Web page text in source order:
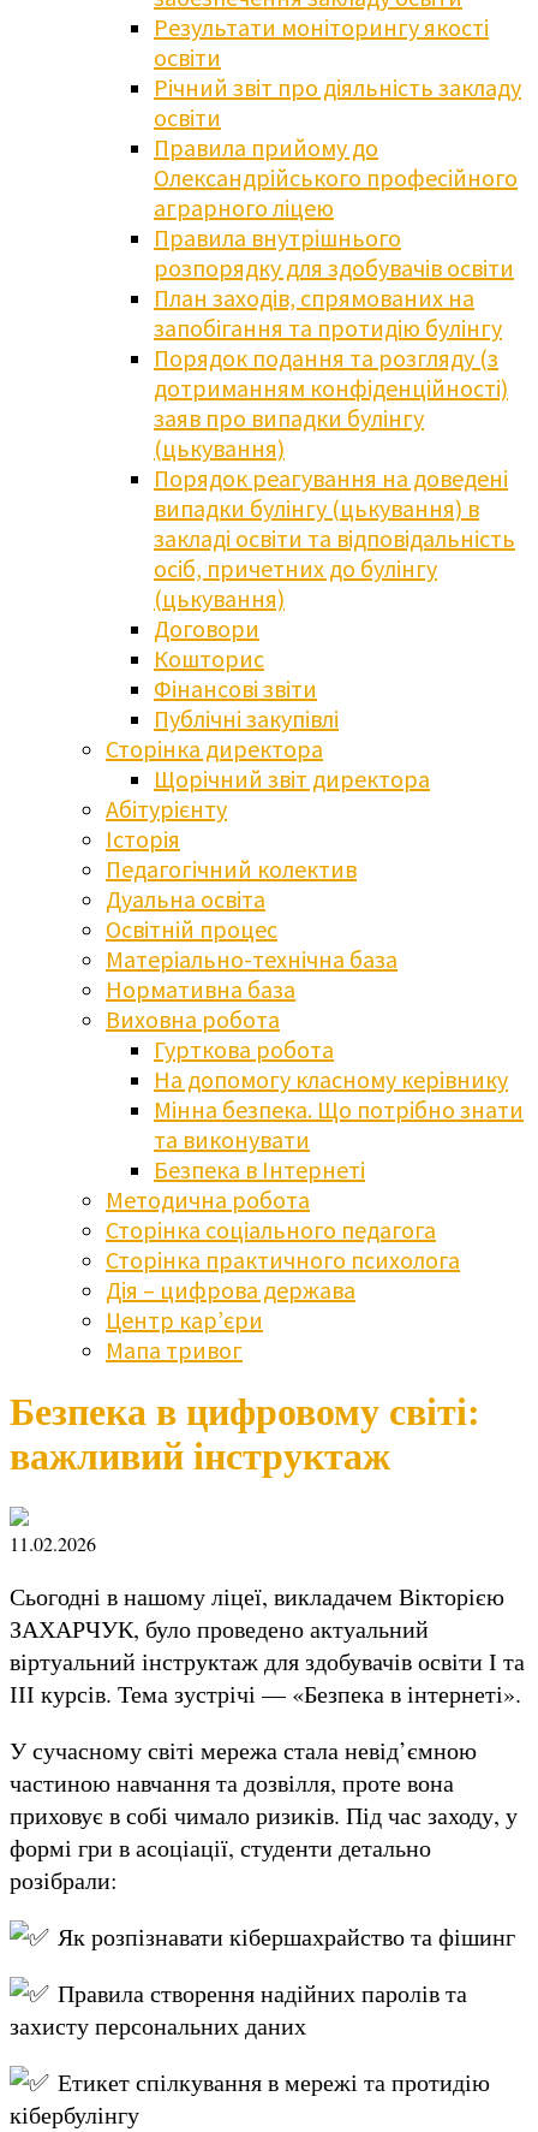
Результати моніторингу якості
освіти
Річний звіт про діяльність закладу
освіти
Правила прийому до
Олександрійського професійного
аграрного ліцею
Правила внутрішнього
розпорядку для здобувачів освіти
План заходів, спрямованих на
запобігання та протидію булінгу
Порядок подання та розгляду (з
дотриманням конфіденційності)
заяв про випадки булінгу
(цькування)
Порядок реагування на доведені
випадки булінгу (цькування) в
закладі освіти та відповідальність
осіб, причетних до булінгу
(цькування)
Договори
Кошторис
Фінансові звіти
Публічні закупівлі
Сторінка директора
Щорічний звіт директора
Абітурієнту
Історія
Педагогічний колектив
Дуальна освіта
Освітній процес
Матеріально-технічна база
Нормативна база
Виховна робота
Гурткова робота
На допомогу класному керівнику
Мінна безпека. Що потрібно знати
та виконувати
Безпека в Інтернеті
Методична робота
Сторінка соціального педагога
Сторінка практичного психолога
Дія – цифрова держава
Центр кар’єри
Мапа тривог
Безпека в цифровому світі:
важливий інструктаж
11.02.2026
Сьогодні в нашому ліцеї, викладачем Вікторією
ЗАХАРЧУК, було проведено актуальний
віртуальний інструктаж для здобувачів освіти І та
ІІІ курсів. Тема зустрічі — «Безпека в інтернеті».
У сучасному світі мережа стала невід’ємною
частиною навчання та дозвілля, проте вона
приховує в собі чимало ризиків. Під час заходу, у
формі гри в асоціації, студенти детально
розібрали:
Як розпізнавати кібершахрайство та фішинг
Правила створення надійних паролів та
захисту персональних даних
Етикет спілкування в мережі та протидію
кібербулінгу